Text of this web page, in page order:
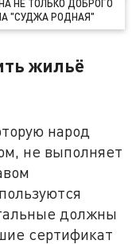
НЕ ТОЛЬКО ДОБРОГО
"СУДЖА РОДНАЯ"
жильё
народ
не выполняет
должны
сертификат